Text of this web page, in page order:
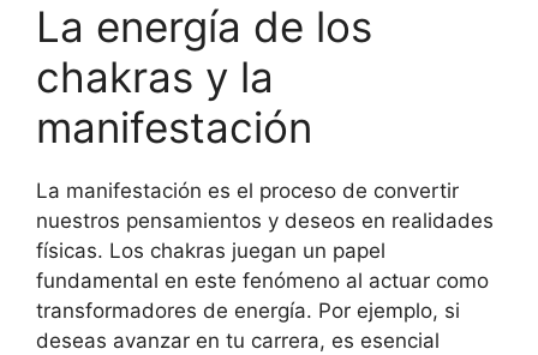
La energía de los
chakras y la
manifestación
La manifestación es el proceso de convertir
nuestros pensamientos y deseos en realidades
físicas. Los chakras juegan un papel
fundamental en este fenómeno al actuar como
transformadores de energía. Por ejemplo, si
deseas avanzar en tu carrera, es esencial